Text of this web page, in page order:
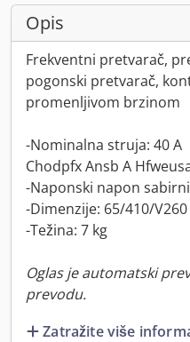
Opis
Frekventni pretvarač,
pogonski pretvarač,
promenljivom brzinom
-Nominalna struja: 40 A
Chodpfx Ansb A
-Naponski napon
-Dimenzije: 65/410/
-Težina: 7 kg
Oglas je automatski
prevodu.
Zatražite više